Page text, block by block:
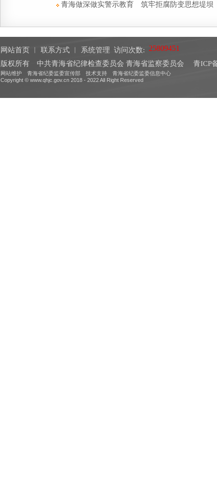
青海做深做实警示教育 筑牢拒腐防变思想堤坝
网站首页 联系方式 系统管理 访问次数:
版权所有 中共青海省纪律检查委员会 青海省监察委员会
青ICP
网站维护 青海省纪委监委宣传部 技术支持 青海省纪委监委信息中心
Copyright © www.qhjc.gov.cn 2018 - 2022 All Right Reserved